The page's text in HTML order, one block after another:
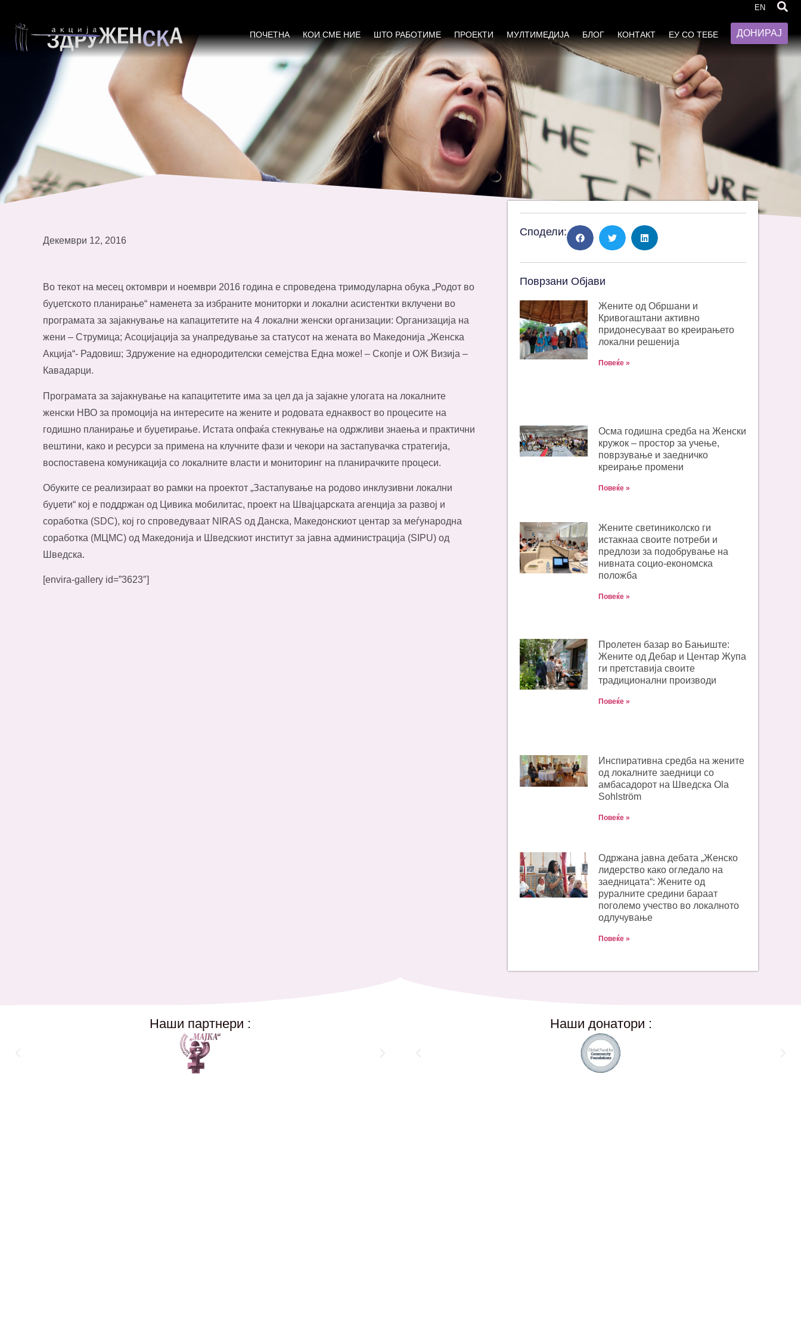
EN
ПОЧЕТНА КОИ СМЕ НИЕ ШТО РАБОТИМЕ ПРОЕКТИ МУЛТИМЕДИЈА БЛОГ КОНТАКТ ЕУ СО ТЕБЕ ДОНИРАЈ
Декември 12, 2016
Во текот на месец октомври и ноември 2016 година е спроведена тримодуларна обука „Родот во
буџетското планирање“ наменета за избраните мониторки и локални асистентки вклучени во
програмата за зајакнување на капацитетите на 4 локални женски организации: Организација на
жени – Струмица; Асоцијација за унапредување за статусот на жената во Македонија „Женска
Акција“- Радовиш; Здружение на еднородителски семејства Една може! – Скопје и ОЖ Визија –
Кавадарци.
Програмата за зајакнување на капацитетите има за цел да ја зајакне улогата на локалните
женски НВО за промоција на интересите на жените и родовата еднаквост во процесите на
годишно планирање и буџетирање. Истата опфаќа стекнување на одржливи знаења и практични
вештини, како и ресурси за примена на клучните фази и чекори на застапувачка стратегија,
воспоставена комуникација со локалните власти и мониторинг на планирачките процеси.
Обуките се реализираат во рамки на проектот „Застапување на родово инклузивни локални
буџети“ кој е поддржан од Цивика мобилитас, проект на Швајцарската агенција за развој и
соработка (SDC), кој го спроведуваат NIRAS од Данска, Македонскиот центар за меѓународна
соработка (МЦМС) од Македонија и Шведскиот институт за јавна администрација (SIPU) од
Шведска.
[envira-gallery id=”3623″]
Сподели:
Поврзани Објави
Жените од Обршани и
Кривогаштани активно
придонесуваат во креирањето
локални решенија
Повеќе »
Oсма годишна средба на Женски
кружок – простор за учење,
поврзување и заедничко
креирање промени
Повеќе »
Жените светиниколско ги
истакнаа своите потреби и
предлози за подобрување на
нивната социо-економска
положба
Повеќе »
Пролетен базар во Бањиште:
Жените од Дебар и Центар Жупа
ги претставија своите
традиционални производи
Повеќе »
Инспиративна средба на жените
од локалните заедници со
амбасадорот на Шведска Ola
Sohlström
Повеќе »
Одржана јавна дебата „Женско
лидерство како огледало на
заедницата“: Жените од
руралните средини бараат
поголемо учество во локалното
одлучување
Повеќе »
Наши партнери : Наши донатори :